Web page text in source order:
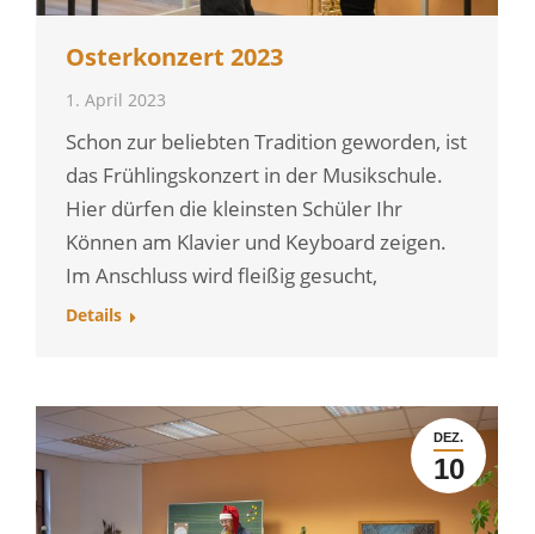
Osterkonzert 2023
1. April 2023
Schon zur beliebten Tradition geworden, ist
das Frühlingskonzert in der Musikschule.
Hier dürfen die kleinsten Schüler Ihr
Können am Klavier und Keyboard zeigen.
Im Anschluss wird fleißig gesucht,
Details
DEZ.
10